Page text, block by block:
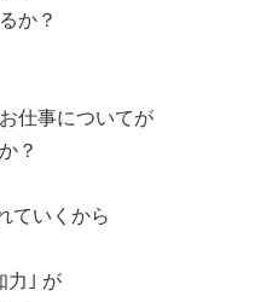
か？
仕事についてが
？
ていくから
力｣ が